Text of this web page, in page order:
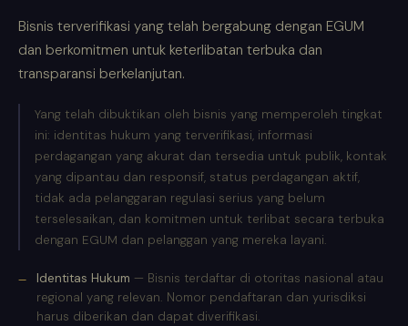
Bisnis terverifikasi yang telah bergabung dengan EGUM
dan berkomitmen untuk keterlibatan terbuka dan
transparansi berkelanjutan.
Yang telah dibuktikan oleh bisnis yang memperoleh tingkat
ini: identitas hukum yang terverifikasi, informasi
perdagangan yang akurat dan tersedia untuk publik, kontak
yang dipantau dan responsif, status perdagangan aktif,
tidak ada pelanggaran regulasi serius yang belum
terselesaikan, dan komitmen untuk terlibat secara terbuka
dengan EGUM dan pelanggan yang mereka layani.
Identitas Hukum — Bisnis terdaftar di otoritas nasional atau
regional yang relevan. Nomor pendaftaran dan yurisdiksi
harus diberikan dan dapat diverifikasi.